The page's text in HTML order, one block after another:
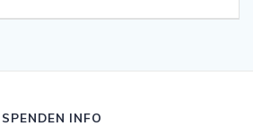
SPENDEN INFO